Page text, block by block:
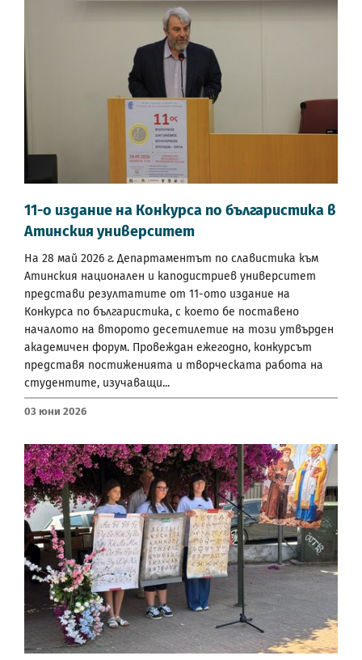
11-о издание на Конкурса по българистика в
Атинския университет
На 28 май 2026 г. Департаментът по славистика към
Атинския национален и каподистриев университет
представи резултатите от 11-ото издание на
Конкурса по българистика, с което бе поставено
началото на второто десетилетие на този утвърден
академичен форум. Провеждан ежегодно, конкурсът
представя постиженията и творческата работа на
студентите, изучаващи...
03 Юни 2026